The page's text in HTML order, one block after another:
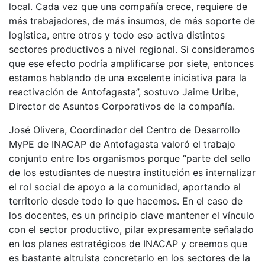
local. Cada vez que una compañía crece, requiere de
más trabajadores, de más insumos, de más soporte de
logística, entre otros y todo eso activa distintos
sectores productivos a nivel regional. Si consideramos
que ese efecto podría amplificarse por siete, entonces
estamos hablando de una excelente iniciativa para la
reactivación de Antofagasta”, sostuvo Jaime Uribe,
Director de Asuntos Corporativos de la compañía.
José Olivera, Coordinador del Centro de Desarrollo
MyPE de INACAP de Antofagasta valoró el trabajo
conjunto entre los organismos porque “parte del sello
de los estudiantes de nuestra institución es internalizar
el rol social de apoyo a la comunidad, aportando al
territorio desde todo lo que hacemos. En el caso de
los docentes, es un principio clave mantener el vínculo
con el sector productivo, pilar expresamente señalado
en los planes estratégicos de INACAP y creemos que
es bastante altruista concretarlo en los sectores de la